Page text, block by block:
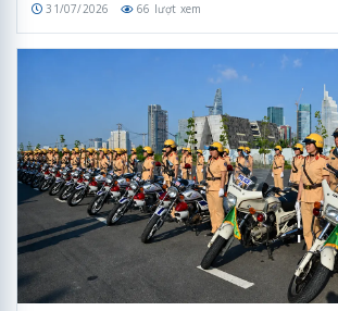
31/07/2026 66 lượt xem